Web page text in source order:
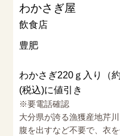
わかさぎ屋
飲食店
豊肥
わかさぎ220ｇ入り（
(税込)に値引き
※要電話確認
大分県が誇る漁獲産地芹
腹を出すなど不要で、衣